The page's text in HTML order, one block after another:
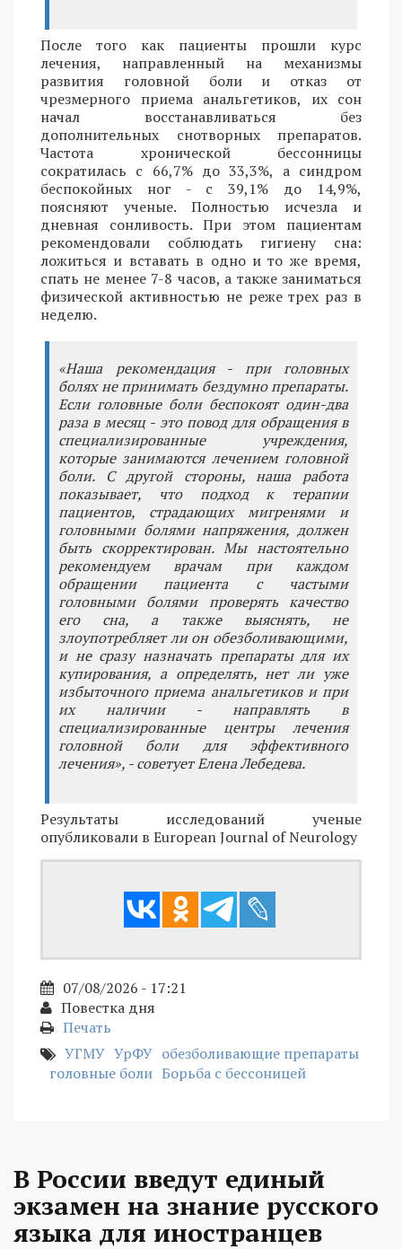
После того как пациенты прошли курс
лечения, направленный на механизмы
развития головной боли и отказ от
чрезмерного приема анальгетиков, их сон
начал восстанавливаться без
дополнительных снотворных препаратов.
Частота хронической бессонницы
сократилась с 66,7% до 33,3%, а синдром
беспокойных ног - с 39,1% до 14,9%,
поясняют ученые. Полностью исчезла и
дневная сонливость. При этом пациентам
рекомендовали соблюдать гигиену сна:
ложиться и вставать в одно и то же время,
спать не менее 7-8 часов, а также заниматься
физической активностью не реже трех раз в
неделю.
«Наша рекомендация - при головных
болях не принимать бездумно препараты.
Если головные боли беспокоят один-два
раза в месяц - это повод для обращения в
специализированные учреждения,
которые занимаются лечением головной
боли. С другой стороны, наша работа
показывает, что подход к терапии
пациентов, страдающих мигренями и
головными болями напряжения, должен
быть скорректирован. Мы настоятельно
рекомендуем врачам при каждом
обращении пациента с частыми
головными болями проверять качество
его сна, а также выяснять, не
злоупотребляет ли он обезболивающими,
и не сразу назначать препараты для их
купирования, а определять, нет ли уже
избыточного приема анальгетиков и при
их наличии - направлять в
специализированные центры лечения
головной боли для эффективного
лечения», - советует Елена Лебедева.
Результаты исследований ученые
опубликовали в European Journal of Neurology
07/08/2026 - 17:21
Повестка дня
Печать
УГМУ УрФУ обезболивающие препараты
головные боли Борьба с бессоницей
В России введут единый
экзамен на знание русского
языка для иностранцев